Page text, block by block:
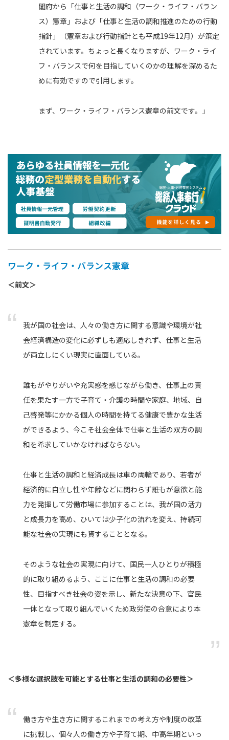
閣府から「仕事と生活の調和（ワーク・ライフ・バラン
ス）憲章」および「仕事と生活の調和推進のための行動
指針」（憲章および行動指針とも平成19年12月）が策定
されています。ちょっと長くなりますが、ワーク・ライ
フ・バランスで何を目指していくのかの理解を深めるた
めに有効ですので引用します。
まず、ワーク・ライフ・バランス憲章の前文です。」
ワーク・ライフ・バランス憲章
＜前文＞
我が国の社会は、人々の働き方に関する意識や環境が社
会経済構造の変化に必ずしも適応しきれず、仕事と生活
が両立しにくい現実に直面している。
誰もがやりがいや充実感を感じながら働き、仕事上の責
任を果たす一方で子育て・介護の時間や家庭、地域、自
己啓発等にかかる個人の時間を持てる健康で豊かな生活
ができるよう、今こそ社会全体で仕事と生活の双方の調
和を希求していかなければならない。
仕事と生活の調和と経済成長は車の両輪であり、若者が
経済的に自立し性や年齢などに関わらず誰もが意欲と能
力を発揮して労働市場に参加することは、我が国の活力
と成長力を高め、ひいては少子化の流れを変え、持続可
能な社会の実現にも資することとなる。
そのような社会の実現に向けて、国民一人ひとりが積極
的に取り組めるよう、ここに仕事と生活の調和の必要
性、目指すべき社会の姿を示し、新たな決意の下、官民
一体となって取り組んでいくため政労使の合意により本
憲章を制定する。
＜多様な選択肢を可能とする仕事と生活の調和の必要性＞
働き方や生き方に関するこれまでの考え方や制度の改革
に挑戦し、個々人の働き方や子育て期、中高年期といっ